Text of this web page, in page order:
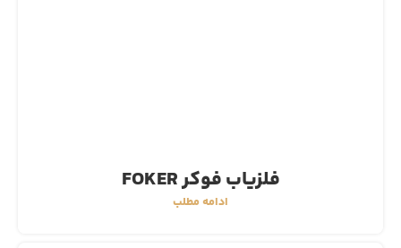
فلزیاب فوکر FOKER
ادامه مطلب